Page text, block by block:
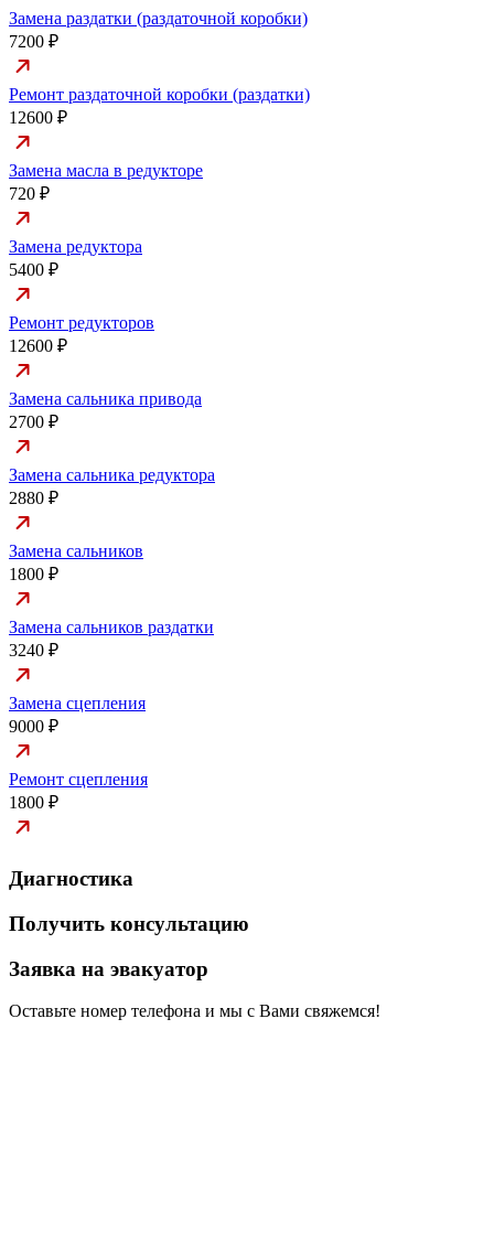
Замена раздатки (раздаточной коробки)
7200 ₽
Ремонт раздаточной коробки (раздатки)
12600 ₽
Замена масла в редукторе
720 ₽
Замена редуктора
5400 ₽
Ремонт редукторов
12600 ₽
Замена сальника привода
2700 ₽
Замена сальника редуктора
2880 ₽
Замена сальников
1800 ₽
Замена сальников раздатки
3240 ₽
Замена сцепления
9000 ₽
Ремонт сцепления
1800 ₽
Диагностика
Получить консультацию
Заявка на эвакуатор
Оставьте номер телефона и мы с Вами свяжемся!